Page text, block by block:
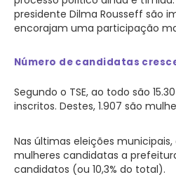
presidente Dilma Rousseff são
encorajam uma participação
Número de candidatas
Segundo o TSE, ao todo são
inscritos. Destes, 1.907 são
Nas últimas eleições municipais,
mulheres candidatas a
candidatos (ou 10,3% do total).